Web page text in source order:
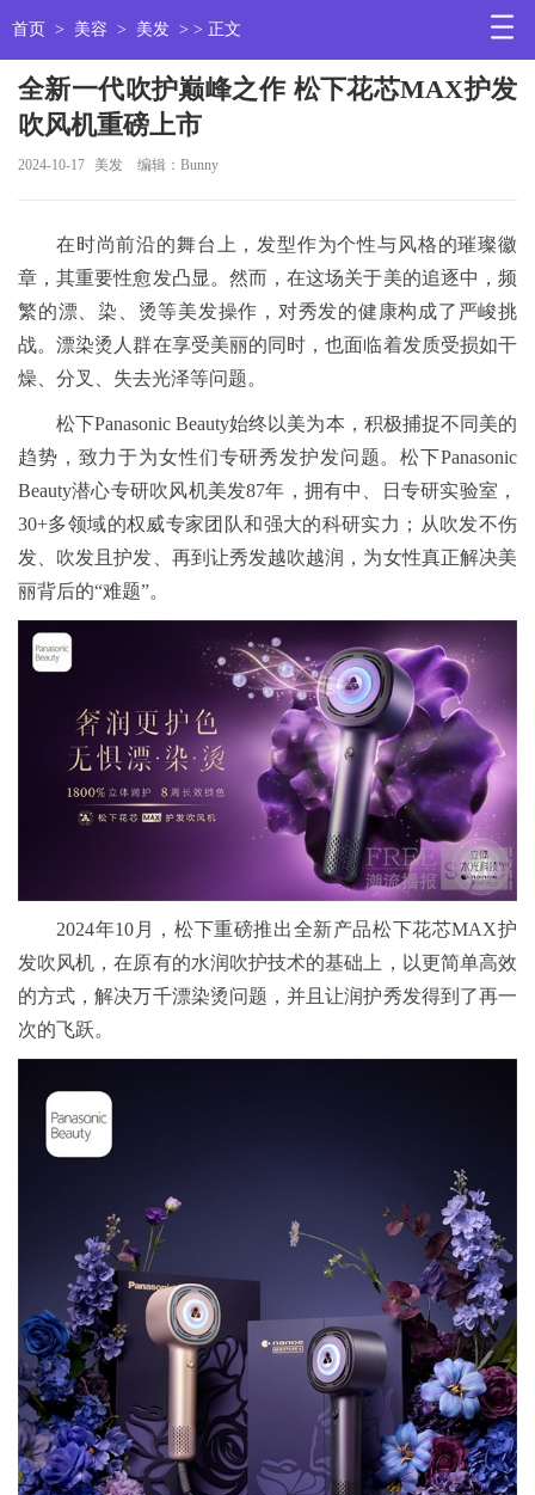
首页 > 美容 > 美发 > > 正文
全新一代吹护巅峰之作 松下花芯MAX护发
吹风机重磅上市
2024-10-17 美发 编辑：Bunny
在时尚前沿的舞台上，发型作为个性与风格的璀璨徽
章，其重要性愈发凸显。然而，在这场关于美的追逐中，频
繁的漂、染、烫等美发操作，对秀发的健康构成了严峻挑
战。漂染烫人群在享受美丽的同时，也面临着发质受损如干
燥、分叉、失去光泽等问题。
松下Panasonic Beauty始终以美为本，积极捕捉不同美的
趋势，致力于为女性们专研秀发护发问题。松下Panasonic
Beauty潜心专研吹风机美发87年，拥有中、日专研实验室，
30+多领域的权威专家团队和强大的科研实力；从吹发不伤
发、吹发且护发、再到让秀发越吹越润，为女性真正解决美
丽背后的“难题”。
2024年10月，松下重磅推出全新产品松下花芯MAX护
发吹风机，在原有的水润吹护技术的基础上，以更简单高效
的方式，解决万千漂染烫问题，并且让润护秀发得到了再一
次的飞跃。